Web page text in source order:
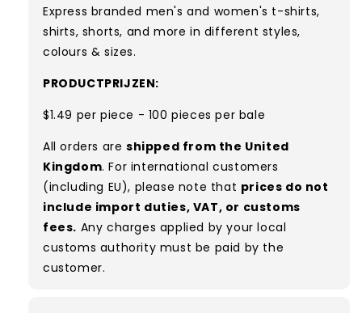
Express branded men's and women's t-shirts,
shirts, shorts, and more in different styles,
colours & sizes.
PRODUCTPRIJZEN:
$1.49 per piece - 100 pieces per bale
All orders are shipped from the United
Kingdom. For international customers
(including EU), please note that prices do not
include import duties, VAT, or customs
fees. Any charges applied by your local
customs authority must be paid by the
customer.